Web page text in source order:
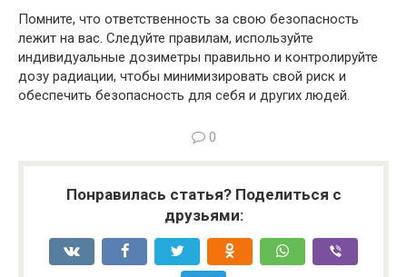
Помните, что ответственность за свою безопасность
лежит на вас. Следуйте правилам, используйте
индивидуальные дозиметры правильно и контролируйте
дозу радиации, чтобы минимизировать свой риск и
обеспечить безопасность для себя и других людей.
0
Понравилась статья? Поделиться с
друзьями: